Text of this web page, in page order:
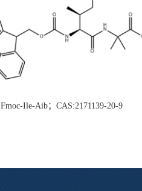
Fmoc-Ile-Aib；CAS:2171139-20-9